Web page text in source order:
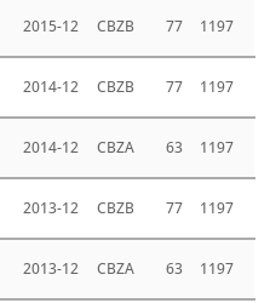
2015-12 CBZB 77 1197
2014-12 CBZB 77 1197
2014-12 CBZA 63 1197
2013-12 CBZB 77 1197
2013-12 CBZA 63 1197